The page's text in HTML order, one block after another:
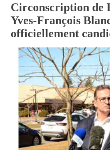
Circonscription de
Yves-François
officiellement